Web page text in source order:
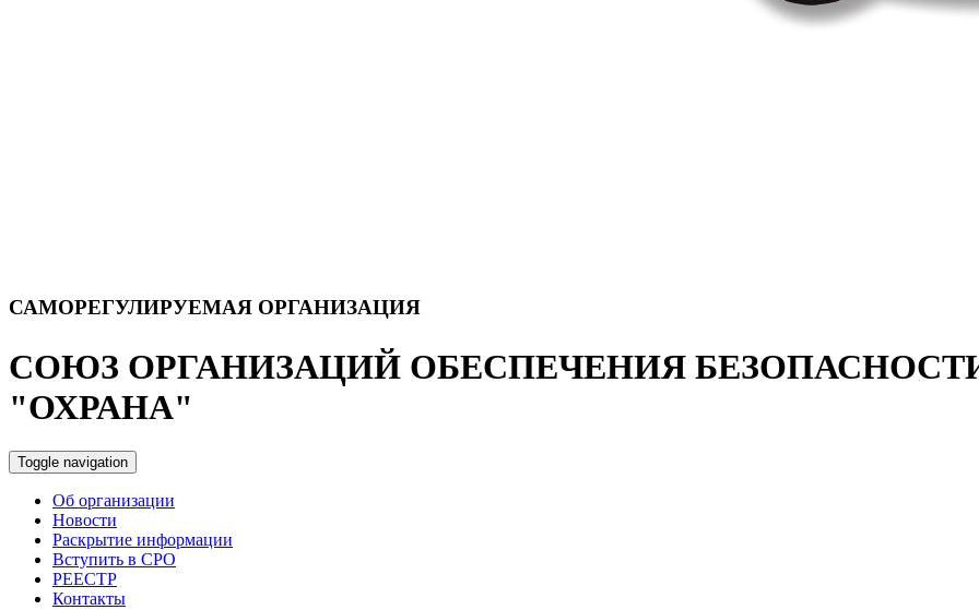
САМОРЕГУЛИРУЕМАЯ ОРГАНИЗАЦИЯ
СОЮЗ ОРГАНИЗАЦИЙ ОБЕСПЕЧЕНИЯ
"ОХРАНА"
Toggle navigation
Об организации
Новости
Раскрытие информации
Вступить в СРО
РЕЕСТР
Контакты